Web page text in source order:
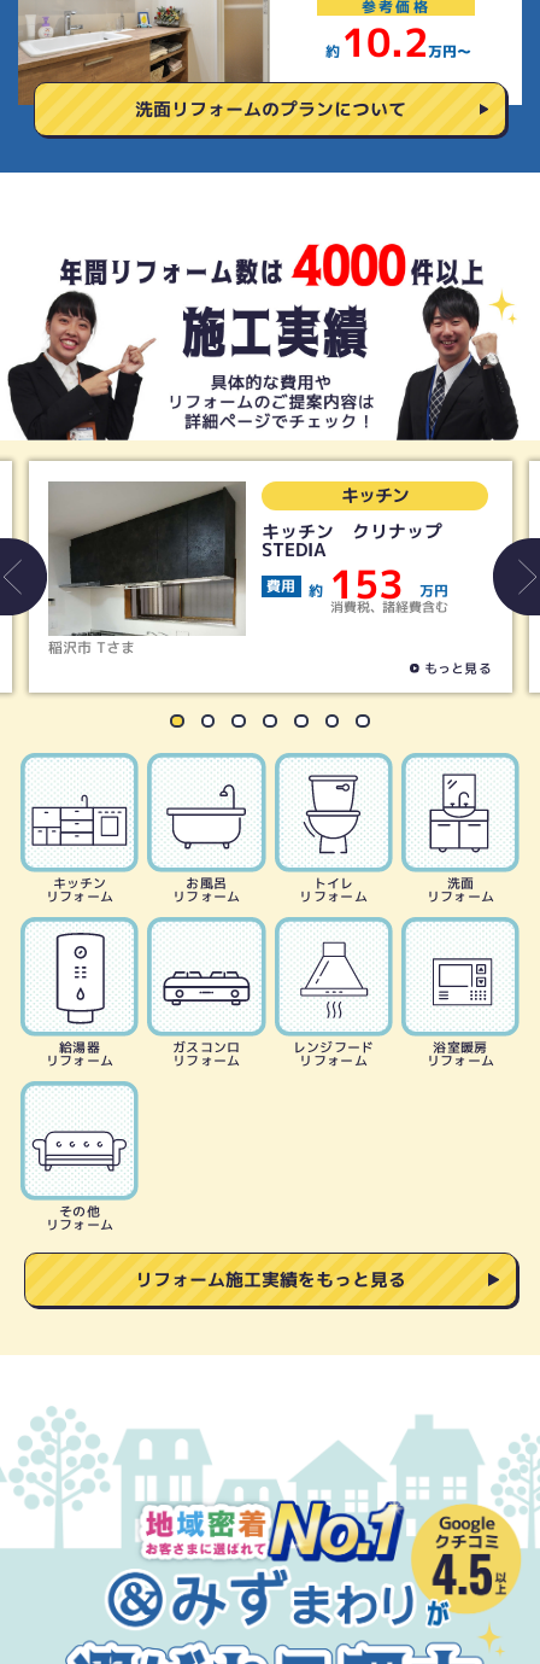
参考価格
約 10.2万円〜
洗面リフォームのプランについて
津島市 Aさま
トイレ
トイレ Panasonic アラ
ウーノLシリーズ
費用 約 40 万円
消費税、諸経費含む
もっと見る
キッチン
リフォーム
お風呂
リフォーム
トイレ
リフォーム
洗面
リフォーム
給湯器
リフォーム
ガスコンロ
リフォーム
レンジフード
リフォーム
浴室暖房
リフォーム
その他
リフォーム
リフォーム施工実績をもっと見る